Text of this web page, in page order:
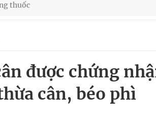
thuốc
khám sàng lọc cho người dân
cực hiệu quả
gia
được chứng
cân, béo phì